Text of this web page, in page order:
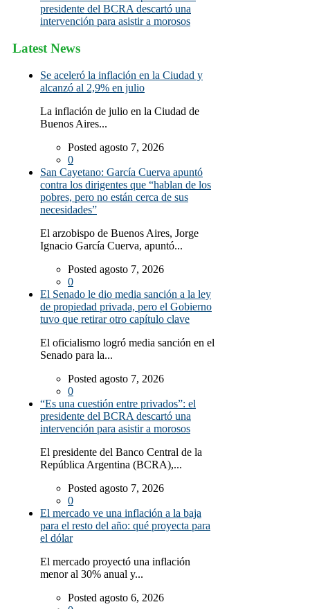
presidente del BCRA descartó una
intervención para asistir a morosos
Latest News
Se aceleró la inflación en la Ciudad y
alcanzó al 2,9% en julio
La inflación de julio en la Ciudad de
Buenos Aires...
Posted agosto 7, 2026
0
San Cayetano: García Cuerva apuntó
contra los dirigentes que “hablan de los
pobres, pero no están cerca de sus
necesidades”
El arzobispo de Buenos Aires, Jorge
Ignacio García Cuerva, apuntó...
Posted agosto 7, 2026
0
El Senado le dio media sanción a la ley
de propiedad privada, pero el Gobierno
tuvo que retirar otro capítulo clave
El oficialismo logró media sanción en el
Senado para la...
Posted agosto 7, 2026
0
“Es una cuestión entre privados”: el
presidente del BCRA descartó una
intervención para asistir a morosos
El presidente del Banco Central de la
República Argentina (BCRA),...
Posted agosto 7, 2026
0
El mercado ve una inflación a la baja
para el resto del año: qué proyecta para
el dólar
El mercado proyectó una inflación
menor al 30% anual y...
Posted agosto 6, 2026